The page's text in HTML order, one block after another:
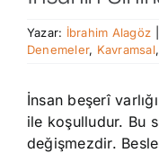
Yazar: İbrahim Alagöz
Denemeler, Kavramsal,
İnsan beşerî
ile koşulludur. Bu
değişmezdir.